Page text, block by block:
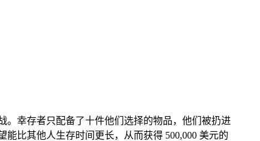
。幸存者只配备了十件他们选择的物品，他们被扔进
比其他人生存时间更长，从而获得 500,000 美元的